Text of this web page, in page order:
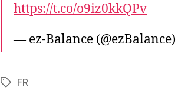
https://t.co/o9iz0kkQPv
— ez-Balance (@ezBalance)
TagsFR